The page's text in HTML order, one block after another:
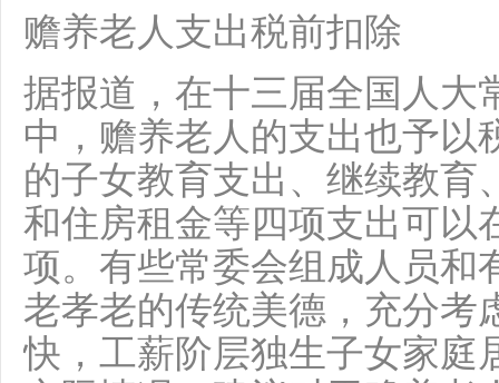
赡养老人支出税前扣除
据报道，在十三届全国人大
中，赡养老人的支出也予以
的子女教育支出、继续教育
和住房租金等四项支出可以
项。有些常委会组成人员和
老孝老的传统美德，充分考
快，工薪阶层独生子女家庭